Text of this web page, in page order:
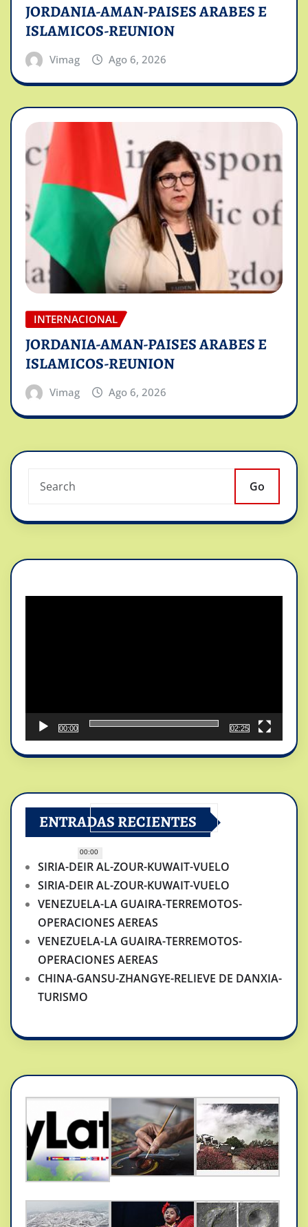
JORDANIA-AMAN-PAISES ARABES E
ISLAMICOS-REUNION
Vimag Ago 6, 2026
INTERNACIONAL
JORDANIA-AMAN-PAISES ARABES E
ISLAMICOS-REUNION
Vimag Ago 6, 2026
Go
00:00
00:00
02:25
ENTRADAS RECIENTES
SIRIA-DEIR AL-ZOUR-KUWAIT-VUELO
SIRIA-DEIR AL-ZOUR-KUWAIT-VUELO
VENEZUELA-LA GUAIRA-TERREMOTOS-
OPERACIONES AEREAS
VENEZUELA-LA GUAIRA-TERREMOTOS-
OPERACIONES AEREAS
CHINA-GANSU-ZHANGYE-RELIEVE DE DANXIA-
TURISMO